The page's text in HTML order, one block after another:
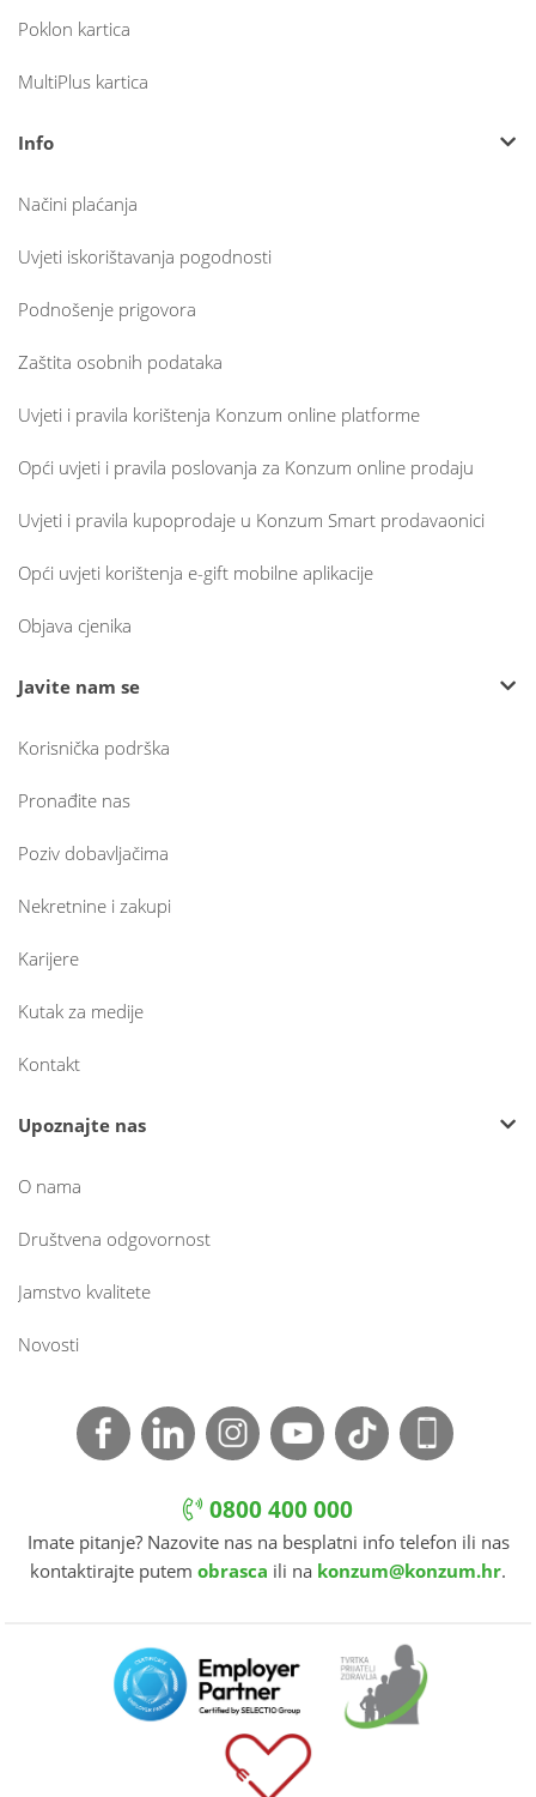
Poklon kartica
MultiPlus kartica
Info
Načini plaćanja
Uvjeti iskorištavanja pogodnosti
Podnošenje prigovora
Zaštita osobnih podataka
Uvjeti i pravila korištenja Konzum online platforme
Opći uvjeti i pravila poslovanja za Konzum online prodaju
Uvjeti i pravila kupoprodaje u Konzum Smart prodavaonici
Opći uvjeti korištenja e-gift mobilne aplikacije
Objava cjenika
Javite nam se
Korisnička podrška
Pronađite nas
Poziv dobavljačima
Nekretnine i zakupi
Karijere
Kutak za medije
Kontakt
Upoznajte nas
O nama
Društvena odgovornost
Jamstvo kvalitete
Novosti
0800 400 000
Imate pitanje? Nazovite nas na besplatni info telefon ili nas
kontaktirajte putem obrasca ili na konzum@konzum.hr.